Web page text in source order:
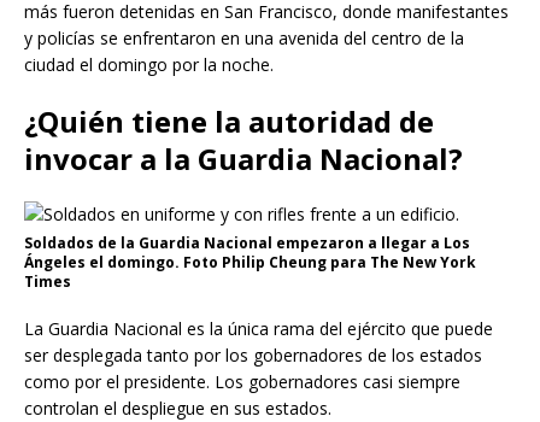
más fueron detenidas en San Francisco, donde manifestantes
y policías se enfrentaron en una avenida del centro de la
ciudad el domingo por la noche.
¿Quién tiene la autoridad de
invocar a la Guardia Nacional?
Soldados de la Guardia Nacional empezaron a llegar a Los
Ángeles el domingo. Foto Philip Cheung para The New York
Times
La Guardia Nacional es la única rama del ejército que puede
ser desplegada tanto por los gobernadores de los estados
como por el presidente. Los gobernadores casi siempre
controlan el despliegue en sus estados.